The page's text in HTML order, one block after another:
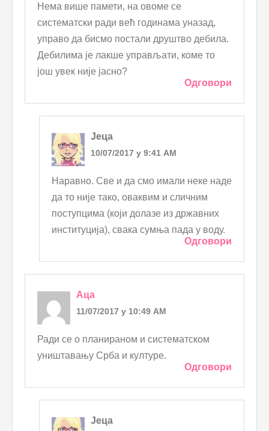
Нема више памети, на овоме се
систематски ради већ годинама уназад,
управо да бисмо постали друштво дебила.
Дебилима је лакше управљати, коме то
још увек није јасно?
Одговори
Јеца
10/07/2017 у 9:41 AM
Наравно. Све и да смо имали неке наде
да то није тако, оваквим и сличним
поступцима (који долазе из државних
институција), свака сумња пада у воду.
Одговори
Аца
11/07/2017 у 10:49 AM
Ради се о планираном и систематском
уништавању Срба и културе.
Одговори
Јеца